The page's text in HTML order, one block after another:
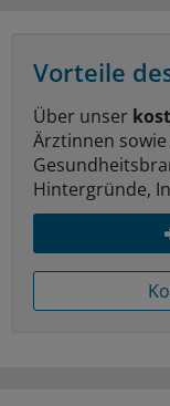
Vorteile
Über unser
Ärztinnen
Hintergründe,